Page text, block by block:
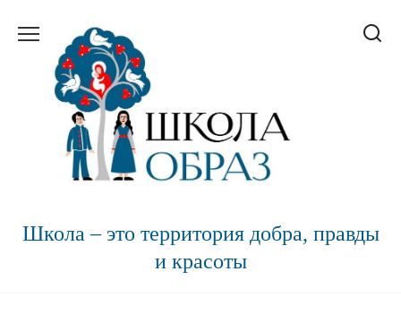
содержанию
Школа – это территория добра, правды
и красоты